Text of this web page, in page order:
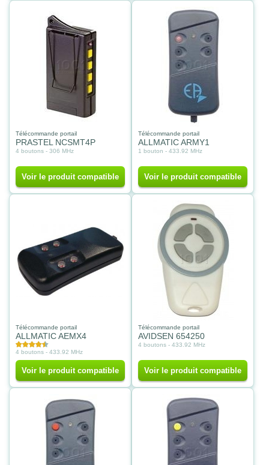
Télécommande portail
PRASTEL NCSMT4P
4 boutons - 306 MHz
Voir le produit compatible
Télécommande portail
ALLMATIC ARMY1
1 bouton - 433.92 MHz
Voir le produit compatible
Télécommande portail
ALLMATIC AEMX4
4 boutons - 433.92 MHz
Voir le produit compatible
Télécommande portail
AVIDSEN 654250
4 boutons - 433.92 MHz
Voir le produit compatible